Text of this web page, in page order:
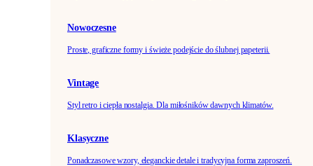
Nowoczesne
Proste, graficzne formy i świeże podejście do ślubnej papeterii.
Vintage
Styl retro i ciepła nostalgia. Dla miłośników dawnych klimatów.
Klasyczne
Ponadczasowe wzory, eleganckie detale i tradycyjna forma zaproszeń.